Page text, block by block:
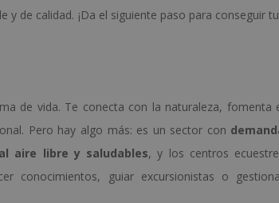
de calidad. ¡Da el siguiente paso para conseguir
de vida. Te conecta con la naturaleza, fomenta
Pero hay algo más: es un sector con
aire libre y saludables, y los centros
conocimientos, guiar excursionistas o